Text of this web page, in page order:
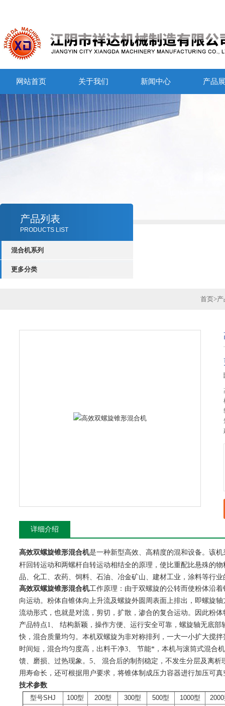
网站首页 关于我们 新闻中心 产品
产品列表
PRODUCTS LIST
混合机系列
更多分类
首页>
详细介绍
高效双螺旋锥形混合机是一种新型高效、高精度的混和设备。该
杆回转运动和两螺杆自转运动相结全的原理，使比重配比悬殊的
品、化工、农药、饲料、石油、冶金矿山、建材工业，涂料等行
高效双螺旋锥形混合机工作原理：由于双螺旋的公转而使粉体沿
向运动。粉体自锥体向上升流及螺旋外圆周表面上排出，即螺旋
流动形式，也就是对流，剪切，扩散，渗合的复合运动。因此粉
产品特点1、 结构新颖，操作方便、运行安全可靠，螺旋轴无底
快，混合质量均匀。本机双螺旋为非对称排列，一大一小扩大搅
时间短，混合均匀度高，出料干净3、 节能*，本机与滚筒式混合
馈、磨损、过热现象。5、 混合后的制剂稳定，不发生分层及离
用寿命长，还可根据用户要求，将锥体制成压力容器进行加压可真
技术参数
型号SHJ
100型 200型 300型 500型 1000型